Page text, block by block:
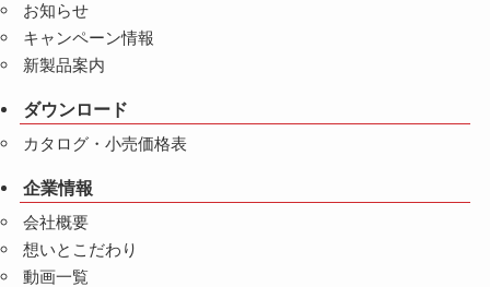
お知らせ
キャンペーン情報
新製品案内
ダウンロード
カタログ・小売価格表
企業情報
会社概要
想いとこだわり
動画一覧